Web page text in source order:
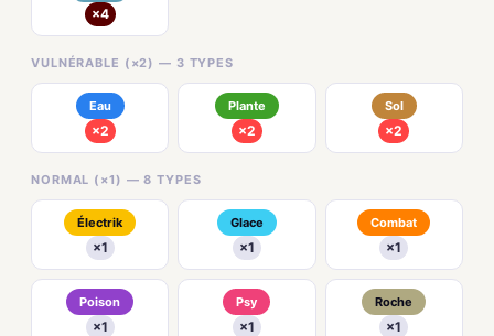
×4
VULNÉRABLE (×2) — 3 TYPES
Eau
×2
Plante
×2
Sol
×2
NORMAL (×1) — 8 TYPES
Électrik
×1
Glace
×1
Combat
×1
Poison
×1
Psy
×1
Roche
×1